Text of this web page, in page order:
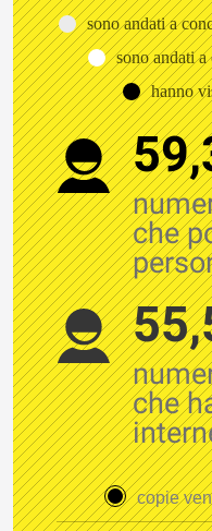
sono andati a
sono andati
hanno
che
che
copie